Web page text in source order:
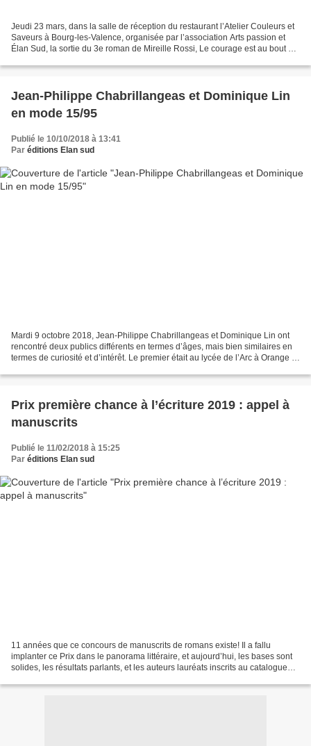
Jeudi 23 mars, dans la salle de réception du restaurant l’Atelier Couleurs et
Saveurs à Bourg-les-Valence, organisée par l’association Arts passion et
Élan Sud, la sortie du 3e roman de Mireille Rossi, Le courage est au bout du
Jean-Philippe Chabrillangeas et Dominique Lin
en mode 15/95
Publié le 10/10/2018 à 13:41
Par éditions Elan sud
Mardi 9 octobre 2018, Jean-Philippe Chabrillangeas et Dominique Lin ont
rencontré deux publics différents en termes d’âges, mais bien similaires en
termes de curiosité et d’intérêt. Le premier était au lycée de l’Arc à Orange à
Prix première chance à l’écriture 2019 : appel à
manuscrits
Publié le 11/02/2018 à 15:25
Par éditions Elan sud
11 années que ce concours de manuscrits de romans existe! Il a fallu
implanter ce Prix dans le panorama littéraire, et aujourd’hui, les bases sont
solides, les résultats parlants, et les auteurs lauréats inscrits au catalogue